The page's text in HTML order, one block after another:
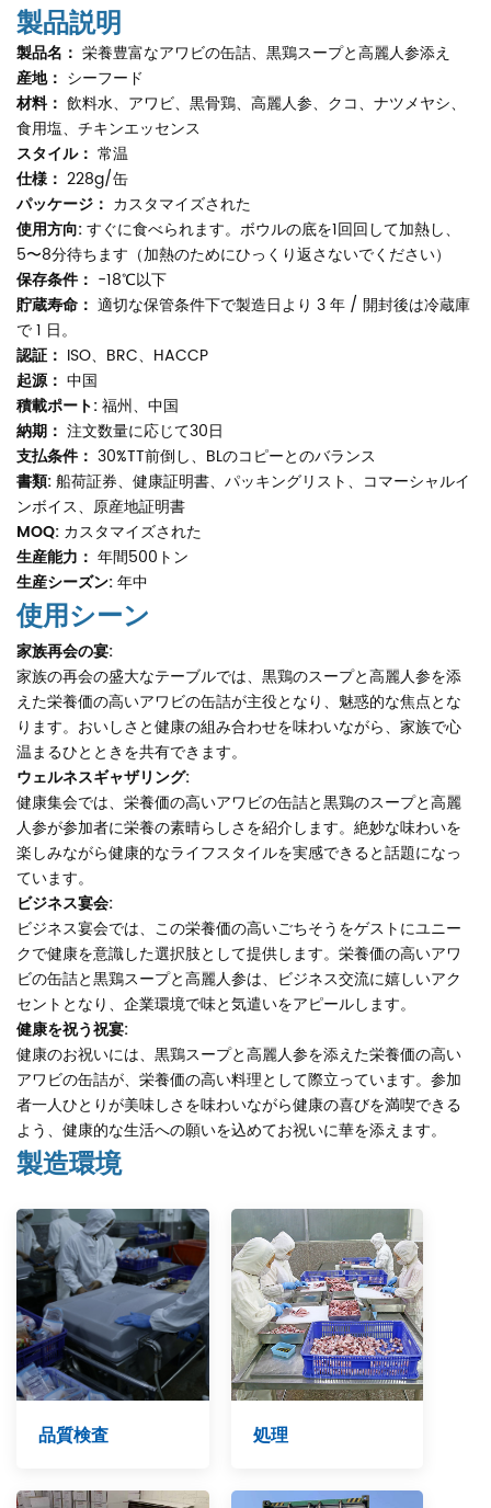
製品説明
製品名： 栄養豊富なアワビの缶詰、黒鶏スープと高麗人参添え
産地： シーフード
材料： 飲料水、アワビ、黒骨鶏、高麗人参、クコ、ナツメヤシ、
食用塩、チキンエッセンス
スタイル： 常温
仕様： 228g/缶
パッケージ： カスタマイズされた
使用方向:すぐに食べられます。ボウルの底を1回回して加熱し、
5〜8分待ちます（加熱のためにひっくり返さないでください）
保存条件： -18℃以下
貯蔵寿命： 適切な保管条件下で製造日より 3 年 / 開封後は冷蔵庫
で 1 日。
認証： ISO、BRC、HACCP
起源： 中国
積載ポート:福州、中国
納期： 注文数量に応じて30日
支払条件： 30%TT前倒し、BLのコピーとのバランス
書類:船荷証券、健康証明書、パッキングリスト、コマーシャルイ
ンボイス、原産地証明書
MOQ: カスタマイズされた
生産能力： 年間500トン
生産シーズン:年中
使用シーン
家族再会の宴:
家族の再会の盛大なテーブルでは、黒鶏のスープと高麗人参を添
えた栄養価の高いアワビの缶詰が主役となり、魅惑的な焦点とな
ります。おいしさと健康の組み合わせを味わいながら、家族で心
温まるひとときを共有できます。
ウェルネスギャザリング:
健康集会では、栄養価の高いアワビの缶詰と黒鶏のスープと高麗
人参が参加者に栄養の素晴らしさを紹介します。絶妙な味わいを
楽しみながら健康的なライフスタイルを実感できると話題になっ
ています。
ビジネス宴会:
ビジネス宴会では、この栄養価の高いごちそうをゲストにユニー
クで健康を意識した選択肢として提供します。栄養価の高いアワ
ビの缶詰と黒鶏スープと高麗人参は、ビジネス交流に嬉しいアク
セントとなり、企業環境で味と気遣いをアピールします。
健康を祝う祝宴:
健康のお祝いには、黒鶏スープと高麗人参を添えた栄養価の高い
アワビの缶詰が、栄養価の高い料理として際立っています。参加
者一人ひとりが美味しさを味わいながら健康の喜びを満喫できる
よう、健康的な生活への願いを込めてお祝いに華を添えます。
製造環境
品質検査 処理